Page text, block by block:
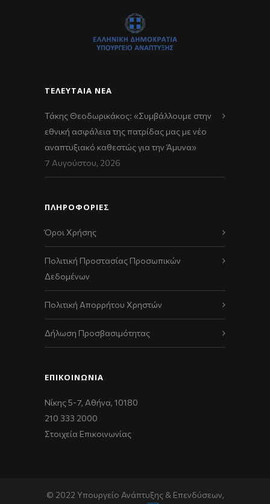
ΤΕΛΕΥΤΑΊΑ ΝΈΑ
Τάκης Θεοδωρικάκος: «Συμβάλλουμε στην
εθνική ασφάλεια της πατρίδας μας με νέο
αναπτυξιακό καθεστώς για την Άμυνα»
7 Αυγούστου, 2026
ΠΛΗΡΟΦΟΡΙΕΣ
Όροι Χρήσης
Πολιτική Προστασίας Προσωπικών
Δεδομένων
Πολιτική Απορρήτου Χρηστών
Δήλωση Προσβασιμότητας
ΕΠΙΚΟΙΝΩΝΊΑ
Νίκης 5-7, Αθήνα, 10180
210 333 2000
Στοιχεία Επικοινωνίας
© 2022 Υπουργείο Ανάπτυξης & Επενδύσεων,